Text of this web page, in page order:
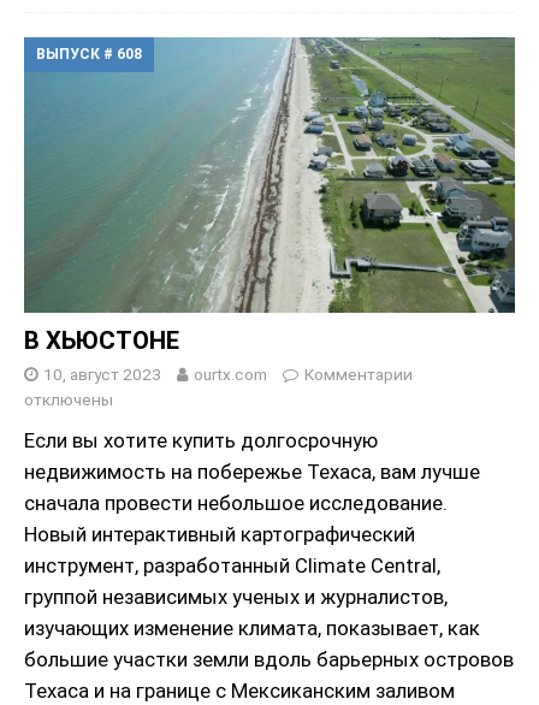
ВЫПУСК # 608
В ХЬЮСТОНЕ
10, август 2023 ourtx.com
Комментарии
отключены
Если вы хотите купить долгосрочную
недвижимость на побережье Техаса, вам лучше
сначала провести небольшое исследование.
Новый интерактивный картографический
инструмент, разработанный Climate Central,
группой независимых ученых и журналистов,
изучающих изменение климата, показывает, как
большие участки земли вдоль барьерных островов
Техаса и на границе с Мексиканским заливом